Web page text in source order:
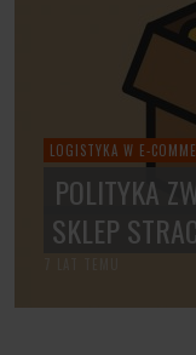
LOGISTYKA W E-
POLITYKA
SKLEP